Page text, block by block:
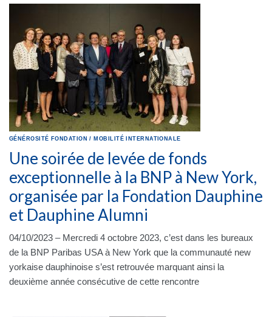
GÉNÉROSITÉ FONDATION / MOBILITÉ INTERNATIONALE
Une soirée de levée de fonds
exceptionnelle à la BNP à New York,
organisée par la Fondation Dauphine
et Dauphine Alumni
04/10/2023 – Mercredi 4 octobre 2023, c’est dans les bureaux
de la BNP Paribas USA à New York que la communauté new
yorkaise dauphinoise s’est retrouvée marquant ainsi la
deuxième année consécutive de cette rencontre